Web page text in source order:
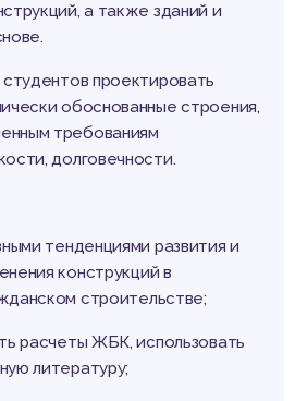
а также зданий и
студентов проектировать
обоснованные строения,
требованиям
долговечности.
тенденциями развития и
конструкций в
строительстве;
расчеты ЖБК, использовать
литературу;